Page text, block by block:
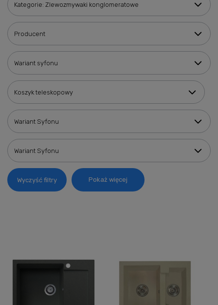
Kategorie: Zlewozmywaki konglomeratowe
Producent
Wariant syfonu
Koszyk teleskopowy
Wariant Syfonu
Wariant Syfonu
Wyczyść filtry Pokaż więcej